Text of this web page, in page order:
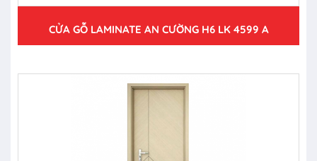
CỬA GỖ LAMINATE AN CƯỜNG H6 LK 4599 A